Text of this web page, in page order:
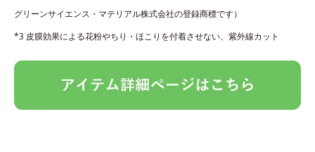
グリーンサイエンス・マテリアル株式会社の登録商標です）
*3 皮膜効果による花粉やちり・ほこりを付着させない、紫外線カット